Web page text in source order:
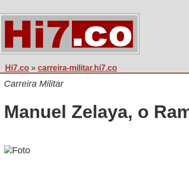
Hi7.co » carreira-militar.hi7.co
Carreira Militar
Manuel Zelaya, o